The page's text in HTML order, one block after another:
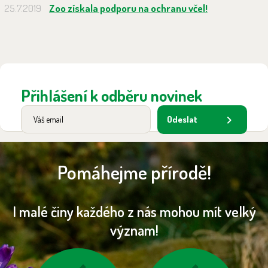
25.7.2019
Zoo získala podporu na ochranu včel!
Přihlášení k odběru novinek
Odeslat
Pomáhejme přírodě!
I malé činy každého z nás mohou mít velký
význam!